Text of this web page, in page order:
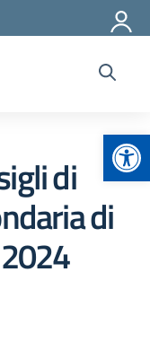
di
di